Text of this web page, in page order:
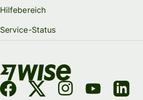
Hilfebereich
Service-Status